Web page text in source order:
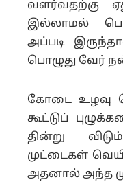
வளர்வதற்கு
இல்லாமல்
அப்படி
பொழுது வேர்
கோடை உழவு
கூட்டுப்
தின்று
முட்டைகள்
அதனால் அந்த